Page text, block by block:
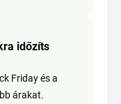
időzíts
Friday és a
árakat.